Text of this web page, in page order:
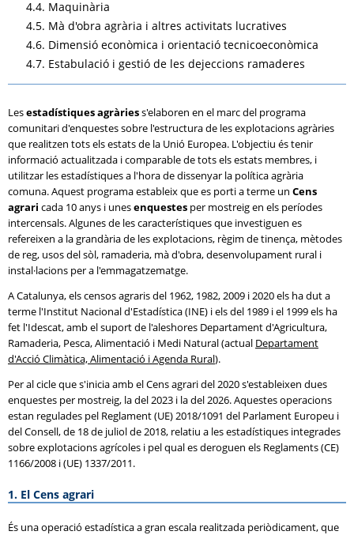
4.4. Maquinària
4.5. Mà d'obra agrària i altres activitats lucratives
4.6. Dimensió econòmica i orientació tecnicoeconòmica
4.7. Estabulació i gestió de les dejeccions ramaderes
Lesestadístiques agràriess'elaboren en el marc del programa
comunitari d'enquestes sobre l'estructura de les explotacions agràries
que realitzen tots els estats de la Unió Europea. L'objectiu és tenir
informació actualitzada i comparable de tots els estats membres, i
utilitzar les estadístiques a l'hora de dissenyar la política agrària
comuna. Aquest programa estableix que es porti a terme un Cens
agrari cada 10 anys i unesenquestes per mostreig en els períodes
intercensals. Algunes de les característiques que investiguen es
refereixen a la grandària de les explotacions, règim de tinença, mètodes
de reg, usos del sòl, ramaderia, mà d'obra, desenvolupament rural i
instal·lacions per a l'emmagatzematge.
A Catalunya, els censos agraris del 1962, 1982, 2009 i 2020 els ha dut a
terme l'Institut Nacional d'Estadística (INE) i els del 1989 i el 1999 els ha
fet l'Idescat, amb el suport de l'aleshores Departament d'Agricultura,
Ramaderia, Pesca, Alimentació i Medi Natural (actual Departament
d'Acció Climàtica, Alimentació i Agenda Rural).
Per al cicle que s'inicia amb el Cens agrari del 2020 s'estableixen dues
enquestes per mostreig, la del 2023 i la del 2026. Aquestes operacions
estan regulades pel Reglament (UE) 2018/1091 del Parlament Europeu i
del Consell, de 18 de juliol de 2018, relatiu a les estadístiques integrades
sobre explotacions agrícoles i pel qual es deroguen els Reglaments (CE)
1166/2008 i (UE) 1337/2011.
1. El Cens agrari
És una operació estadística a gran escala realitzada periòdicament, que